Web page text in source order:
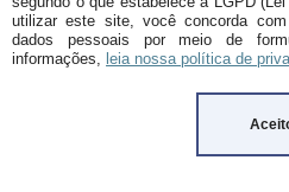
utilizar este site, você concorda
dados pessoais por meio de
informações, leia nossa política de